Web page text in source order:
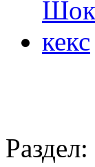
Раздел: